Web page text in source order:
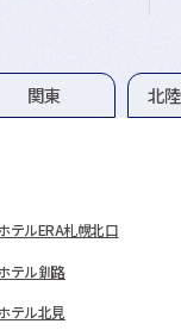
関東 北
テルERA札幌北口
テル釧路
テル北見